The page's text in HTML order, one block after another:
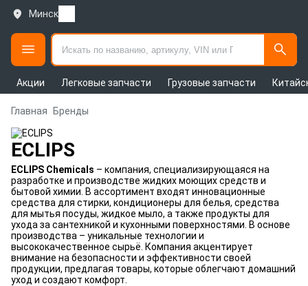
Минск
Акции Легковые запчасти Грузовые запчасти
Главная Бренды
ECLIPS
ECLIPS Chemicals – компания, специализирующаяся на
разработке и производстве жидких моющих средств и
бытовой химии. В ассортимент входят инновационные
средства для стирки, кондиционеры для белья, средства
для мытья посуды, жидкое мыло, а также продукты для
ухода за сантехникой и кухонными поверхностями. В основе
производства – уникальные технологии и
высококачественное сырьё. Компания акцентирует
внимание на безопасности и эффективности своей
продукции, предлагая товары, которые облегчают домашний
уход и создают комфорт.